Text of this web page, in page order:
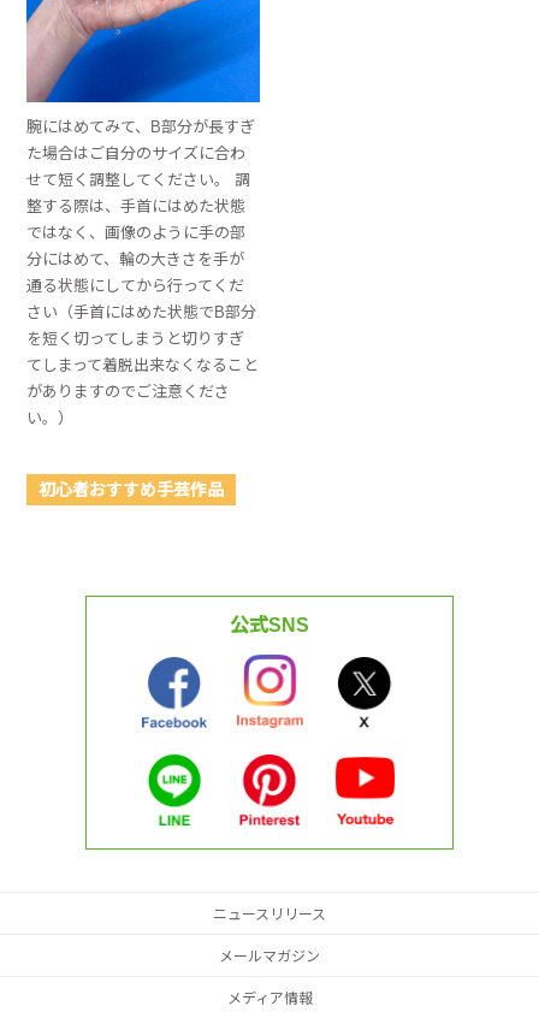
腕にはめてみて、B部分が長すぎ
た場合はご自分のサイズに合わ
せて短く調整してください。 調
整する際は、手首にはめた状態
ではなく、画像のように手の部
分にはめて、輪の大きさを手が
通る状態にしてから行ってくだ
さい（手首にはめた状態でB部分
を短く切ってしまうと切りすぎ
てしまって着脱出来なくなること
がありますのでご注意くださ
い。）
初心者おすすめ手芸作品
公式SNS
ニュースリリース
メールマガジン
メディア情報